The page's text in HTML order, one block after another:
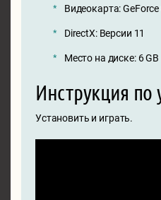
Видеокарта: GeForce
DirectX: Версии 11
Место на диске: 6 GB
Инструкция по
Установить и играть.